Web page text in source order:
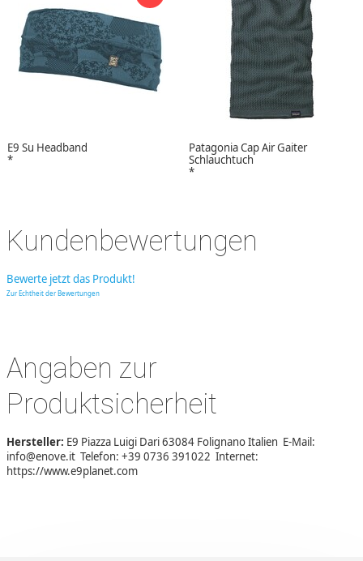
E9 Su Headband
*
Patagonia Cap Air Gaiter
Schlauchtuch
*
Kundenbewertungen
Bewerte jetzt das Produkt!
Zur Echtheit der Bewertungen
Angaben zur
Produktsicherheit
Hersteller: E9 Piazza Luigi Dari 63084 Folignano Italien E-Mail:
info@enove.it Telefon: +39 0736 391022 Internet:
https://www.e9planet.com